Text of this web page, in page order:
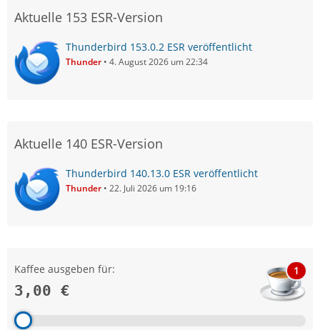
Aktuelle 153 ESR-Version
Thunderbird 153.0.2 ESR veröffentlicht
Thunder 4. August 2026 um 22:34
Aktuelle 140 ESR-Version
Thunderbird 140.13.0 ESR veröffentlicht
Thunder 22. Juli 2026 um 19:16
Kaffee ausgeben für:
3,00 €
1